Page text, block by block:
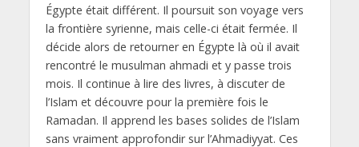
Égypte était différent. Il poursuit son voyage vers
la frontière syrienne, mais celle-ci était fermée. Il
décide alors de retourner en Égypte là où il avait
rencontré le musulman ahmadi et y passe trois
mois. Il continue à lire des livres, à discuter de
l’Islam et découvre pour la première fois le
Ramadan. Il apprend les bases solides de l’Islam
sans vraiment approfondir sur l’Ahmadiyyat. Ces